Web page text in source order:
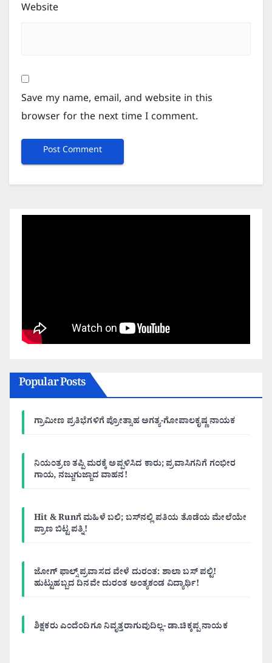
Website
Save my name, email, and website in this
browser for the next time I comment.
Popular Posts
ಗ್ರಾಮೀಣ ಪ್ರತಿಭೆಗಳಿಗೆ ಪ್ರೋತ್ಸಾಹ ಅಗತ್ಯ-ಗೋಪಾಲಕೃಷ್ಣ ನಾಯಕ
ನಿಯಂತ್ರಣ ತಪ್ಪಿ ಮರಕ್ಕೆ ಅಪ್ಪಳಿಸಿದ ಕಾರು; ಪ್ರವಾಸಿಗನಿಗೆ ಗಂಭೀರ
ಗಾಯ, ನಜ್ಜುಗುಜ್ಜಾದ ವಾಹನ!
Hit & Runಗೆ ಮಹಿಳೆ ಬಲಿ; ಬಸ್‌ನಲ್ಲಿ ಪತಿಯ ತೊಡೆಯ ಮೇಲೆಯೇ
ಪ್ರಾಣ ಬಿಟ್ಟ ಪತ್ನಿ!
ಜೋಗ್ ಫಾಲ್ಸ್ ಪ್ರವಾಸದ ವೇಳೆ ದುರಂತ: ಶಾಲಾ ಬಸ್ ಪಲ್ಟಿ!
ಹುಟ್ಟುಹಬ್ಬದ ದಿನವೇ ದುರಂತ ಅಂತ್ಯಕಂಡ ವಿದ್ಯಾರ್ಥಿ!
ಶಿಕ್ಷಕರು ಎಂದೆಂದಿಗೂ ನಿವೃತ್ತರಾಗುವುದಿಲ್ಲ- ಡಾ.ಚಿಕ್ಕಪ್ಪ ನಾಯಕ